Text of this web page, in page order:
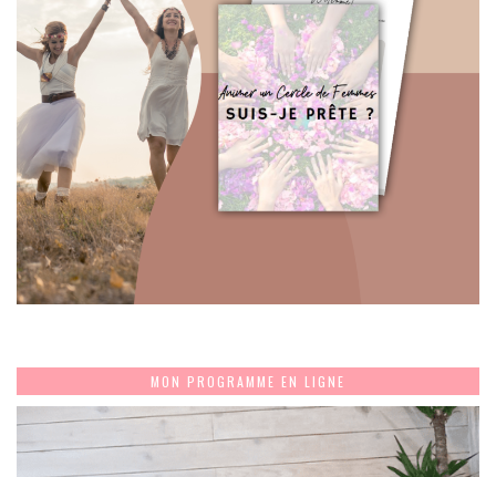
MON PROGRAMME EN LIGNE